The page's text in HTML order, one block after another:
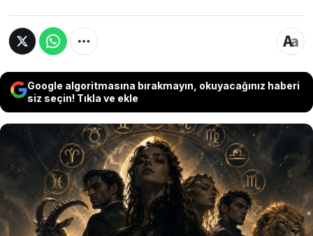
Google algoritmasına bırakmayın, okuyacağınız haberi
siz seçin! Tıkla ve ekle
Bazı insanlar girdikleri ortamda enerjileriyle
hemen dikkat çekiyor. Kimi sert bakışlarıyla
mesafe koyuyor, kimi ise sakin görünmesine
rağmen insanlarda garip bir tedirginlik yaratıyor.